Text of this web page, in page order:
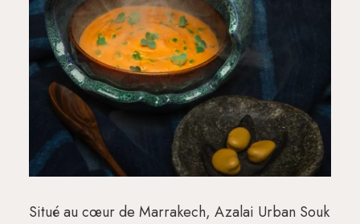
Situé au cœur de Marrakech, Azalai Urban Souk